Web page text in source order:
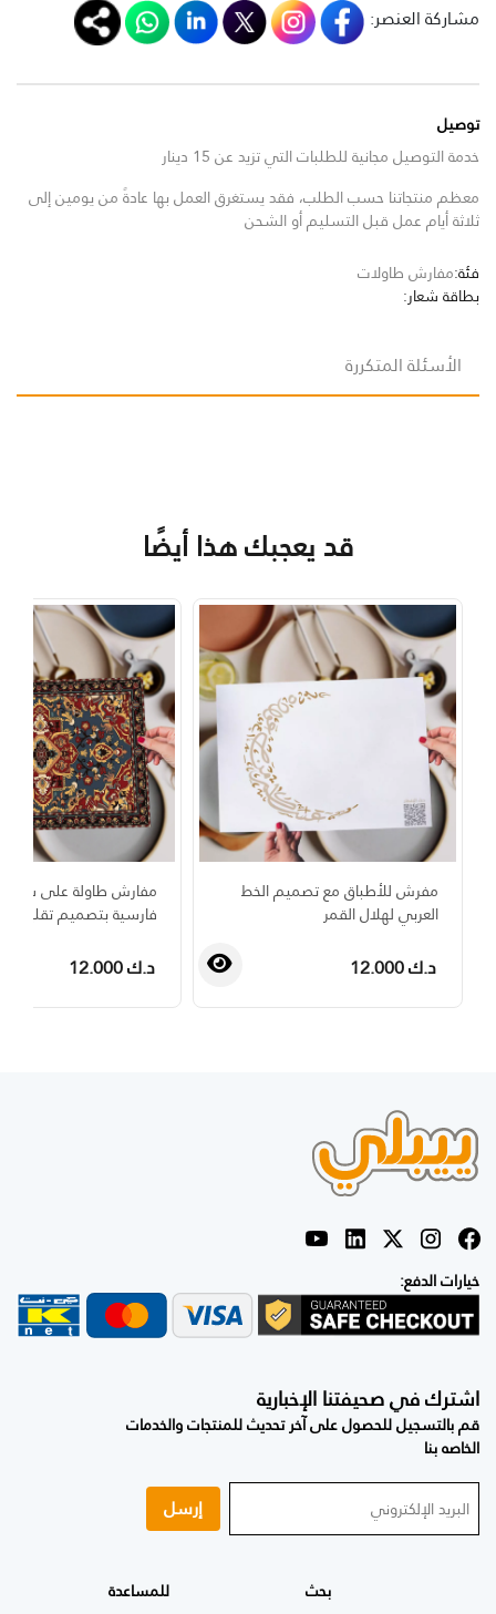
مشاركة العنصر:
توصيل
خدمة التوصيل مجانية للطلبات التي تزيد عن 15 دينار
معظم منتجاتنا حسب الطلب، فقد يستغرق العمل بها عادةً من يومين إلى
ثلاثة أيام عمل قبل التسليم أو الشحن
فئة:مفارش طاولات
بطاقة شعار:
الأسئلة المتكررة
قد يعجبك هذا أيضًا
مفرش للأطباق مع تصميم الخط
العربي لهلال القمر
د.ك 12.000
مفارش طاولة على شكل
فارسية بتصميم تقليدي
د.ك 12.000
خيارات الدفع:
اشترك في صحيفتنا الإخبارية
قم بالتسجيل للحصول على آخر تحديث للمنتجات والخدمات
الخاصه بنا
إرسل
بحث
للمساعدة